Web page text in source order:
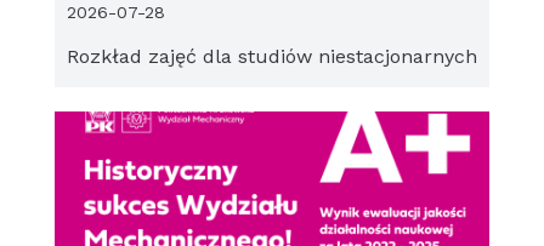
Rozkład zajęć dla studiów niestacjonarnych
2026-07-28